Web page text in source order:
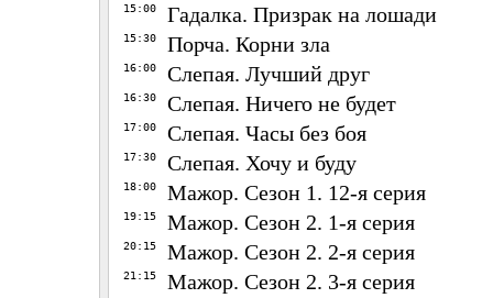
15:00 Гадалка. Призрак на лошади
15:30 Порча. Корни зла
16:00 Слепая. Лучший друг
16:30 Слепая. Ничего не будет
17:00 Слепая. Часы без боя
17:30 Слепая. Хочу и буду
18:00 Мажор. Сезон 1. 12-я серия
19:15 Мажор. Сезон 2. 1-я серия
20:15 Мажор. Сезон 2. 2-я серия
21:15 Мажор. Сезон 2. 3-я серия